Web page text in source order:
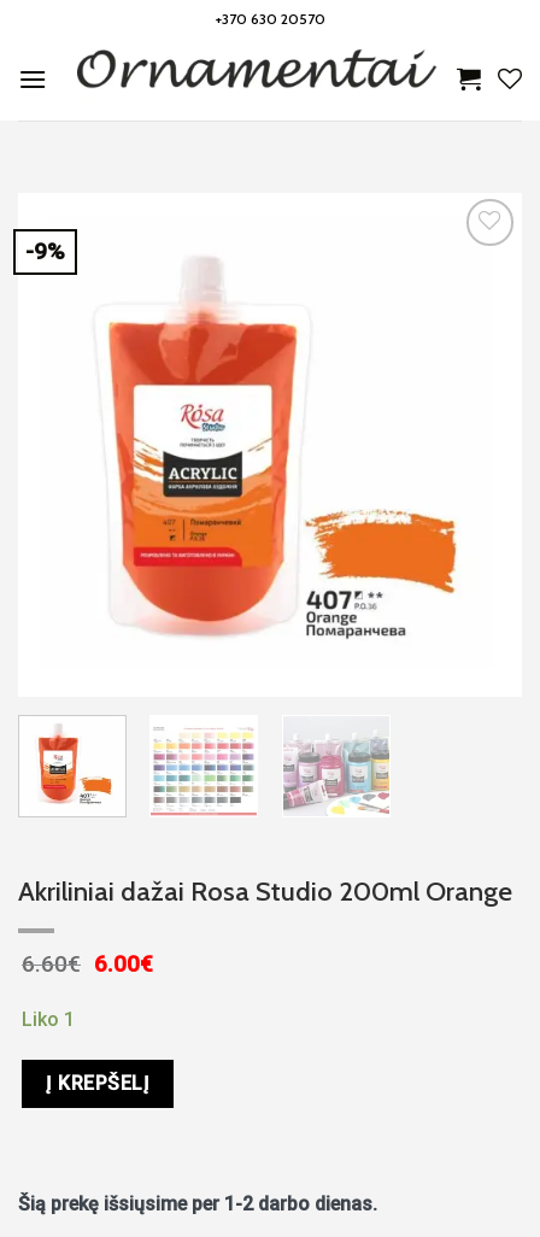
content
+370 630 20570
-9%
Akriliniai dažai Rosa Studio 200ml Orange
6.60€ Original
6.00€Current
Liko 1
Į KREPŠELĮ
Šią prekę išsiųsime per 1-2 darbo dienas.